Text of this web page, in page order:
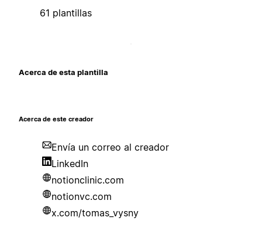
61 plantillas
Acerca de esta plantilla
Acerca de este creador
Envía un correo al creador
LinkedIn
notionclinic.com
notionvc.com
x.com/tomas_vysny